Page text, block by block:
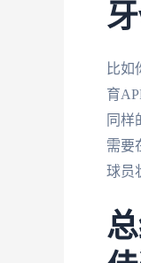
比如
育
同样
需要
球员